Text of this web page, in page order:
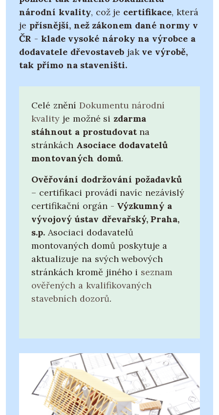
národní kvality, což je certifikace, která
je přísnější, než zákonem dané normy v
ČR - klade vysoké nároky na výrobce a
dodavatele dřevostavebjak ve výrobě,
tak přímo na staveništi.
Celé znění Dokumentu národní
kvality je možné si zdarma
stáhnout a prostudovatna
stránkách Asociace dodavatelů
montovaných domů.
Ověřování dodržování požadavků
– certifikaci provádí navíc nezávislý
certifikační orgán - Výzkumný a
vývojový ústav dřevařský, Praha,
s.p. Asociaci dodavatelů
montovaných domů poskytuje a
aktualizuje na svých webových
stránkách kromě jiného i seznam
ověřených a kvalifikovaných
stavebních dozorů.